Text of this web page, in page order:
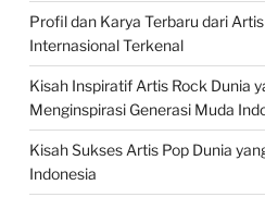
Profil dan Karya Terbaru dari
Internasional Terkenal
Kisah Inspiratif Artis Rock Dunia
Menginspirasi Generasi Muda
Kisah Sukses Artis Pop Dunia
Indonesia